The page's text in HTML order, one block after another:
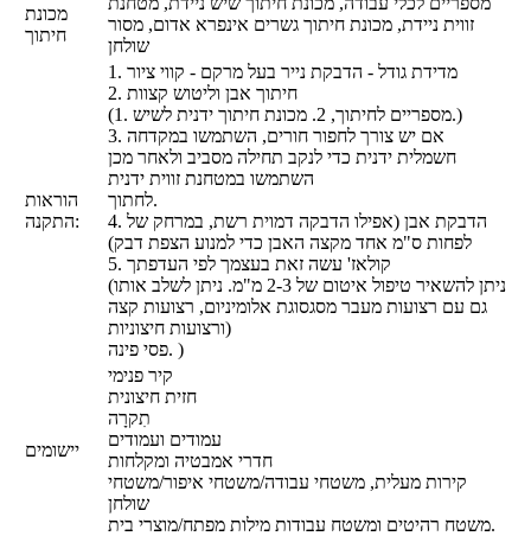
מכונת
חיתוך
זווית ניידת, מכונת חיתוך גשרים אינפרא אדום, מסור
שולחן
הוראות
התקנה:
1. מדידת גודל - הדבקת נייר בעל מרקם - קווי ציור
2. חיתוך אבן וליטוש קצוות
(1. מספריים לחיתוך, 2. מכונת חיתוך ידנית לשיש.)
3. אם יש צורך לחפור חורים, השתמשו במקדחה
חשמלית ידנית כדי לנקב תחילה מסביב ולאחר מכן
השתמשו במטחנת זווית ידנית
לחתוך.
4. הדבקת אבן (אפילו הדבקה דמוית רשת, במרחק של
לפחות ס"מ אחד מקצה האבן כדי למנוע הצפת דבק)
5. קולאז' עשה זאת בעצמך לפי העדפתך
(ניתן להשאיר טיפול איטום של 2-3 מ"מ. ניתן לשלב אותו
גם עם רצועות מעבר מסגסוגת אלומיניום, רצועות קצה
ורצועות חיצוניות)
פסי פינה. )
יישומים
קיר פנימי
חזית חיצונית
תִקרָה
עמודים ועמודים
חדרי אמבטיה ומקלחות
קירות מעלית, משטחי עבודה/משטחי איפור/משטחי
שולחן
משטח רהיטים ומשטח עבודות מילות מפתח/מוצרי בית.